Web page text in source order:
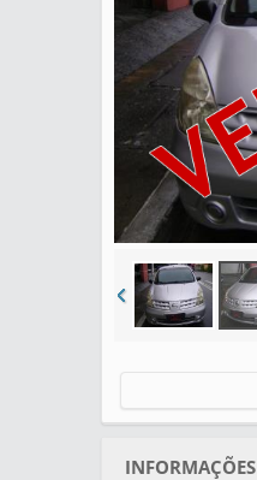
INFORMAÇÕES